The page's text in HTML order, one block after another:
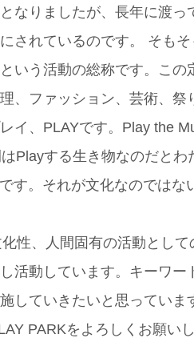
なりましたが、長年に渡
されているのです。
そも
いう活動の総称です。こ
、ファッション、芸術、
イ、PLAYです。Play the
はPlayする生き物なのだと
す。それが文化なのではな
性、人間固有の活動とし
活動しています。キーワ
していきたいと思っていま
PARKをよろしくお願いし